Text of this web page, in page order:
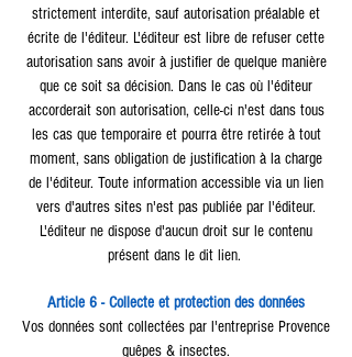
strictement interdite, sauf autorisation préalable et
écrite de l'éditeur. L'éditeur est libre de refuser cette
autorisation sans avoir à justifier de quelque manière
que ce soit sa décision. Dans le cas où l'éditeur
accorderait son autorisation, celle-ci n'est dans tous
les cas que temporaire et pourra être retirée à tout
moment, sans obligation de justification à la charge
de l'éditeur. Toute information accessible via un lien
vers d'autres sites n'est pas publiée par l'éditeur.
L'éditeur ne dispose d'aucun droit sur le contenu
présent dans le dit lien.
Article 6 - Collecte et protection des données
Vos données sont collectées par l'entreprise Provence
guêpes & insectes.